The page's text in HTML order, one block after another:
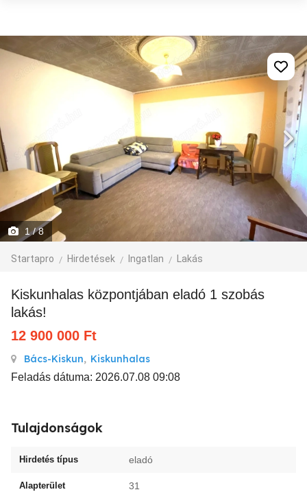
1/ 8
Startapro Hirdetések Ingatlan Lakás
Kiskunhalas központjában eladó 1 szobás
lakás!
12 900 000 Ft
Bács-Kiskun, Kiskunhalas
Feladás dátuma: 2026.07.08 09:08
Tulajdonságok
Hirdetés típus eladó
Alapterület 31